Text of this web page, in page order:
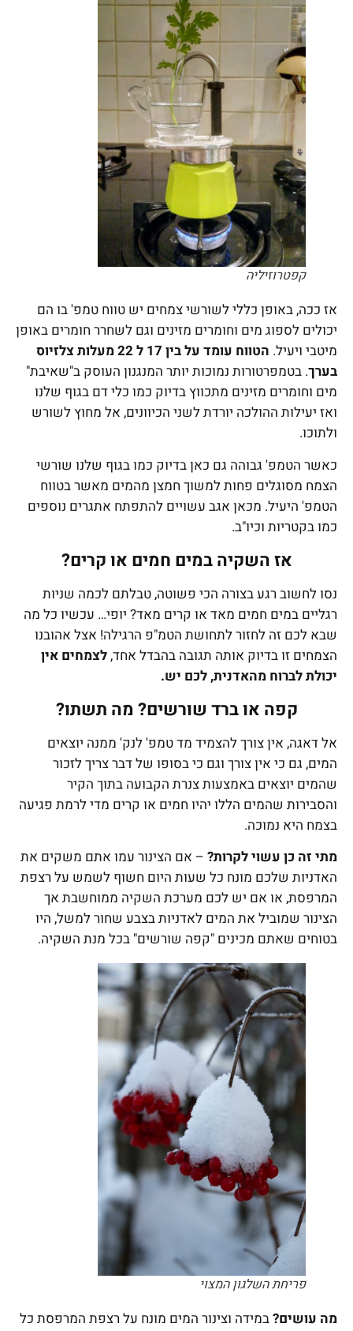
קפטרוזיליה
אז ככה, באופן כללי לשורשי צמחים יש טווח טמפ' בו הם
יכולים לספוג מים וחומרים מזינים וגם לשחרר חומרים באופן
מיטבי ויעיל.
הטווח עומד על בין 17 ל 22 מעלות צלזיוס
בערך. בטמפרטורות נמוכות יותר המנגנון העוסק ב"שאיבת"
מים וחומרים מזינים מתכווץ בדיוק כמו כלי דם בגוף שלנו
ואז יעילות ההולכה יורדת לשני הכיוונים, אל מחוץ לשורש
ולתוכו.
כאשר הטמפ' גבוהה גם כאן בדיוק כמו בגוף שלנו שורשי
הצמח מסוגלים פחות למשוך חמצן מהמים מאשר בטווח
הטמפ' היעיל. מכאן אגב עשויים להתפתח אתגרים נוספים
כמו בקטריות וכיו"ב.
אז השקיה במים חמים או קרים?
נסו לחשוב רגע בצורה הכי פשוטה, טבלתם לכמה שניות
רגליים במים חמים מאד או קרים מאד? יופי… עכשיו כל מה
שבא לכם זה לחזור לתחושת הטמ"פ הרגילה! אצל אהובנו
הצמחים זו בדיוק אותה תגובה בהבדל אחד,לצמחים אין
יכולת לברוח מהאדנית, לכם יש.
קפה או ברד שורשים? מה תשתו?
אל דאגה, אין צורך להצמיד מד טמפ' לנק' ממנה יוצאים
המים, גם כי אין צורך וגם כי בסופו של דבר צריך לזכור
שהמים יוצאים באמצעות צנרת הקבועה בתוך הקיר
והסבירות שהמים הללו יהיו חמים או קרים מדי לרמת פגיעה
בצמח היא נמוכה.
מתי זה כן עשוי לקרות? – אם הצינור עמו אתם משקים את
האדניות שלכם מונח כל שעות היום חשוף לשמש על רצפת
המרפסת, או אם יש לכם מערכת השקיה ממוחשבת אך
הצינור שמוביל את המים לאדניות בצבע שחור למשל, היו
בטוחים שאתם מכינים "קפה שורשים" בכל מנת השקיה.
פריחת השלגון המצוי
מה עושים?במידה וצינור המים מונח על רצפת המרפסת כל